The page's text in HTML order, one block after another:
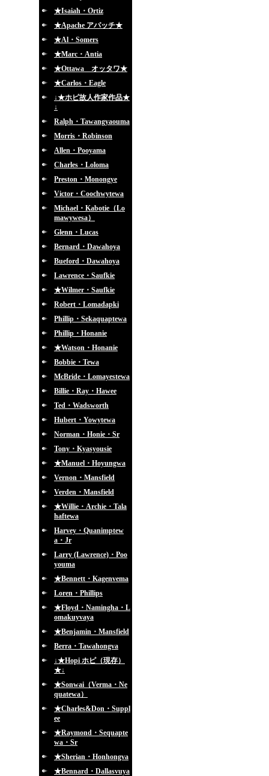
★Isaiah・Ortiz
★Apache アパッチ★
★Al・Somers
★Marc・Antia
★Ottawa オッタワ★
★Carlos・Eagle
↓★ホピ故人作家作品★
↓
Ralph・Tawangyaouma
Morris・Robinson
Allen・Pooyama
Charles・Loloma
Preston・Monongye
Victor・Coochwytewa
Michael・Kabotie（Lo
mawywesa）
Glenn・Lucas
Bernard・Dawahoya
Bueford・Dawahoya
Lawrence・Saufkie
★Wilmer・Saufkie
Robert・Lomadapki
Phillip・Sekaquaptewa
Phillip・Honanie
★Watson・Honanie
Bobbie・Tewa
McBride・Lomayestewa
Billie・Ray・Hawee
Ted・Wadsworth
Hubert・Yowytewa
Norman・Honie・Sr
Tony・Kyasyousie
★Manuel・Hoyungwa
Vernon・Mansfield
Verden・Mansfield
★Willie・Archie・Tala
haftewa
Harvey・Quanimptew
a・Jr
Larry (Lawrence)・Poo
youma
★Bennett・Kagenvema
Loren・Phillips
★Floyd・Namingha・L
omakuyvaya
★Benjamin・Mansfield
Berra・Tawahongva
↓★Hopi ホピ（現存）
★↓
★Sonwai（Verma・Ne
quatewa）
★Charles&Don・Suppl
ee
★Raymond・Sequapte
wa・Sr
★Sherian・Honhongva
★Bennard・Dallasvuya